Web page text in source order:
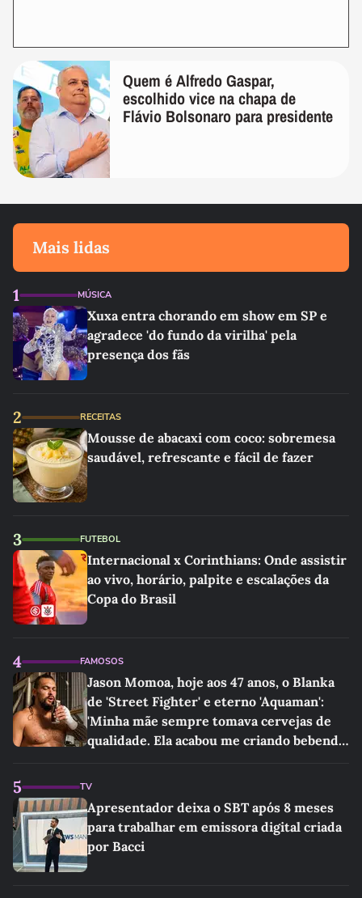
Quem é Alfredo Gaspar,
escolhido vice na chapa de
Flávio Bolsonaro para presidente
Mais lidas
1 MÚSICA
Xuxa entra chorando em show em SP e
agradece 'do fundo da virilha' pela
presença dos fãs
2 RECEITAS
Mousse de abacaxi com coco: sobremesa
saudável, refrescante e fácil de fazer
3 FUTEBOL
Internacional x Corinthians: Onde assistir
ao vivo, horário, palpite e escalações da
Copa do Brasil
4 FAMOSOS
Jason Momoa, hoje aos 47 anos, o Blanka
de 'Street Fighter' e eterno 'Aquaman':
'Minha mãe sempre tomava cervejas de
qualidade. Ela acabou me criando bebendo
5 TV
Apresentador deixa o SBT após 8 meses
para trabalhar em emissora digital criada
por Bacci